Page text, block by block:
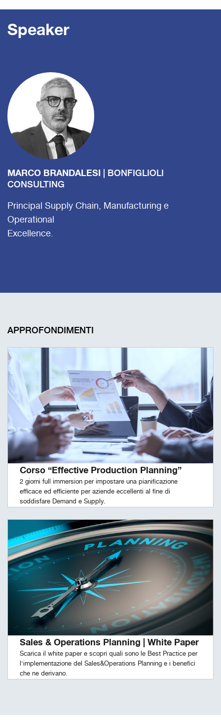
Speaker
MARCO BRANDALESI | BONFIGLIOLI
CONSULTING
Principal Supply Chain, Manufacturing e
Operational
Excellence.
APPROFONDIMENTI
Corso “Effective Production Planning”
2 giorni full immersion per impostare una pianificazione
efficace ed efficiente per aziende eccellenti al fine di
soddisfare Demand e Supply.
Sales & Operations Planning | White Paper
Scarica il white paper e scopri quali sono le Best Practice per
l'implementazione del Sales&Operations Planning e i benefici
che ne derivano.